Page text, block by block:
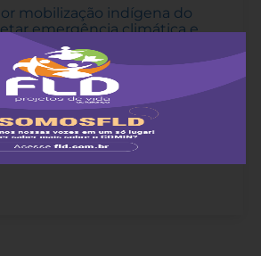
mobilização indígena do
emergência climática e
e o fim das violências
-
Indígenas, 19 de abril, Apib
da 19ª edição do
Livre.